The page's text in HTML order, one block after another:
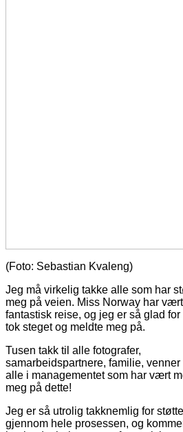
(Foto: Sebastian Kvaleng)
Jeg må virkelig takke alle som har
meg på veien. Miss Norway har
fantastisk reise, og jeg er så glad for
tok steget og meldte meg på.
Tusen takk til alle fotografer,
samarbeidspartnere, familie,
alle i managementet som har vært
meg på dette!
Jeg er så utrolig takknemlig for
gjennom hele prosessen, og